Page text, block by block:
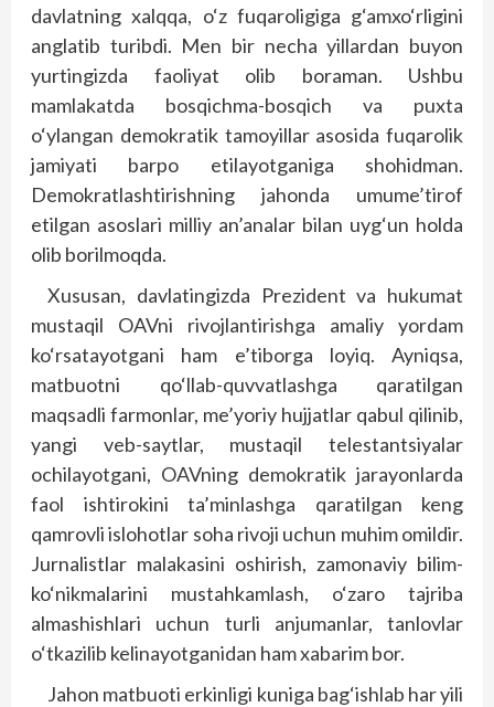
davlatning xalqqa, o‘z fuqaroligiga g‘amxo‘rligini
anglatib turibdi. Men bir necha yillardan buyon
yurtingizda faoliyat olib boraman. Ushbu
mamlakatda bosqichma-bosqich va puxta
o‘ylangan demokratik tamoyillar asosida fuqarolik
jamiyati barpo etilayotganiga shohidman.
Demokratlashtirishning jahonda umume’tirof
etilgan asoslari milliy an’analar bilan uyg‘un holda
olib borilmoqda.
Xususan, davlatingizda Prezident va hukumat
mustaqil OAVni rivojlantirishga amaliy yordam
ko‘rsatayotgani ham e’tiborga loyiq. Ayniqsa,
matbuotni qo‘llab-quvvatlashga qaratilgan
maqsadli farmonlar, me’yoriy hujjatlar qabul qilinib,
yangi veb-saytlar, mustaqil telestantsiyalar
ochilayotgani, OAVning demokratik jarayonlarda
faol ishtirokini ta’minlashga qaratilgan keng
qamrovli islohotlar soha rivoji uchun muhim omildir.
Jurnalistlar malakasini oshirish, zamonaviy bilim-
ko‘nikmalarini mustahkamlash, o‘zaro tajriba
almashishlari uchun turli anjumanlar, tanlovlar
o‘tkazilib kelinayotganidan ham xabarim bor.
Jahon matbuoti erkinligi kuniga bag‘ishlab har yili